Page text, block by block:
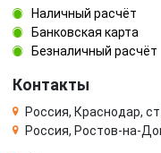
Наличный расчёт
Банковская карта
Безналичный расчёт
Контакты
Россия, Краснодар,
Россия, Ростов-на-